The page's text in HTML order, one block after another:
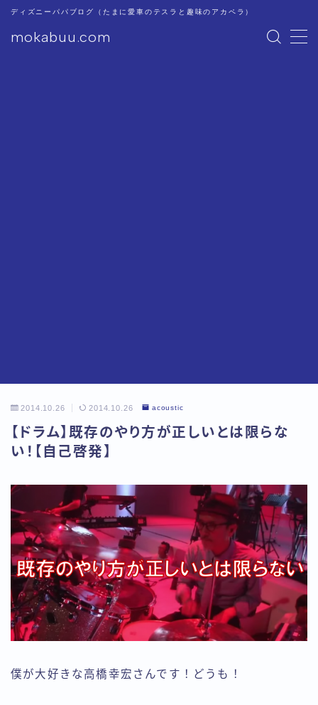
mokabuu.com
ディズニーパパブログ（たまに愛車のテスラと趣味のアカペラ）
2014.10.26 2014.10.26 acoustic
【ドラム】既存のやり方が正しいとは限らな
い！【自己啓発】
僕が大好きな高橋幸宏さんです！どうも！